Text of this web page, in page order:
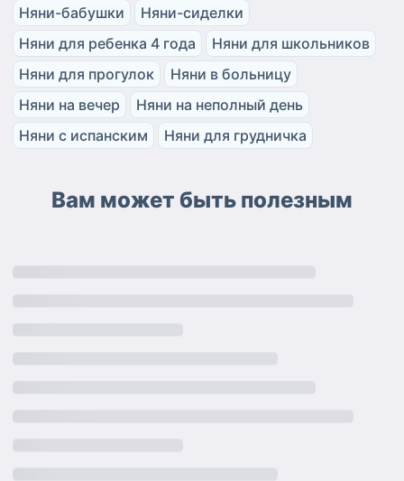
Няни-бабушки
Няни-сиделки
Няни для ребенка 4 года
Няни для школьников
Няни для прогулок
Няни в больницу
Няни на вечер
Няни на неполный день
Няни с испанским
Няни для грудничка
Вам может быть полезным